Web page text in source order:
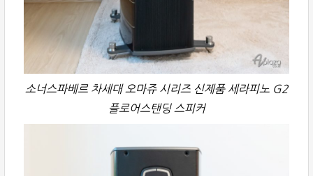
소너스파베르 차세대 오마쥬 시리즈 신제품 세라피노 G2
플로어스탠딩 스피커